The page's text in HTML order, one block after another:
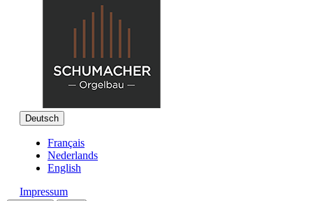
Deutsch
Français
Nederlands
English
Impressum